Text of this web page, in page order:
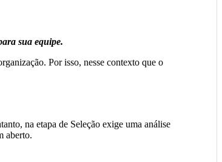
sua equipe.
Por isso, nesse contexto que o
na etapa de Seleção exige uma análise
aberto.